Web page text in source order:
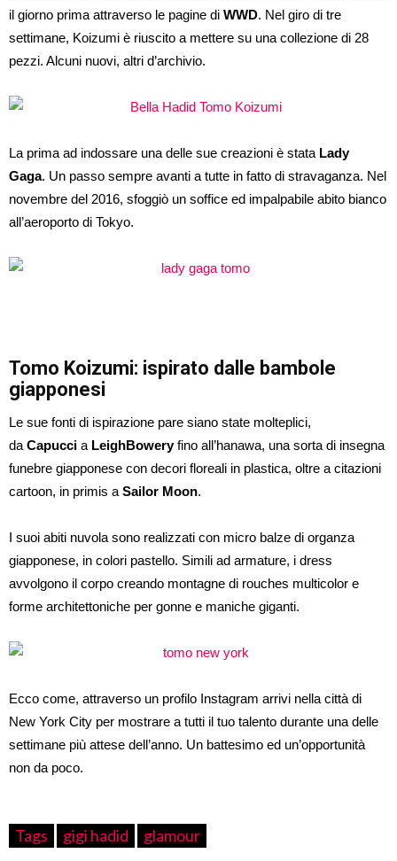
il giorno prima attraverso le pagine di WWD. Nel giro di tre
settimane, Koizumi è riuscito a mettere su una collezione di 28
pezzi. Alcuni nuovi, altri d’archivio.
La prima ad indossare una delle sue creazioni è stata Lady
Gaga. Un passo sempre avanti a tutte in fatto di stravaganza. Nel
novembre del 2016, sfoggiò un soffice ed impalpabile abito bianco
all’aeroporto di Tokyo.
Tomo Koizumi: ispirato dalle bambole
giapponesi
Le sue fonti di ispirazione pare siano state molteplici,
da Capucci a LeighBoweryfino all’hanawa, una sorta di insegna
funebre giapponese con decori floreali in plastica, oltre a citazioni
cartoon, in primis a Sailor Moon.
I suoi abiti nuvola sono realizzati con micro balze di organza
giapponese, in colori pastello. Simili ad armature, i dress
avvolgono il corpo creando montagne di rouches multicolor e
forme architettoniche per gonne e maniche giganti.
Ecco come, attraverso un profilo Instagram arrivi nella città di
New York City per mostrare a tutti il tuo talento durante una delle
settimane più attese dell’anno. Un battesimo ed un’opportunità
non da poco.
Tags gigi hadid glamour